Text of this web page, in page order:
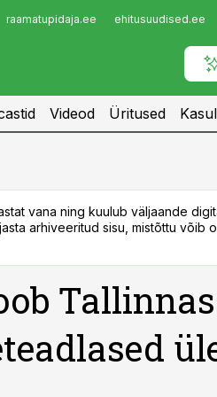
raamatupidaja.ee ehitusuudised.ee
Videod Üritused
vana ning kuulub väljaande
arhiveeritud sisu, mistõttu võib